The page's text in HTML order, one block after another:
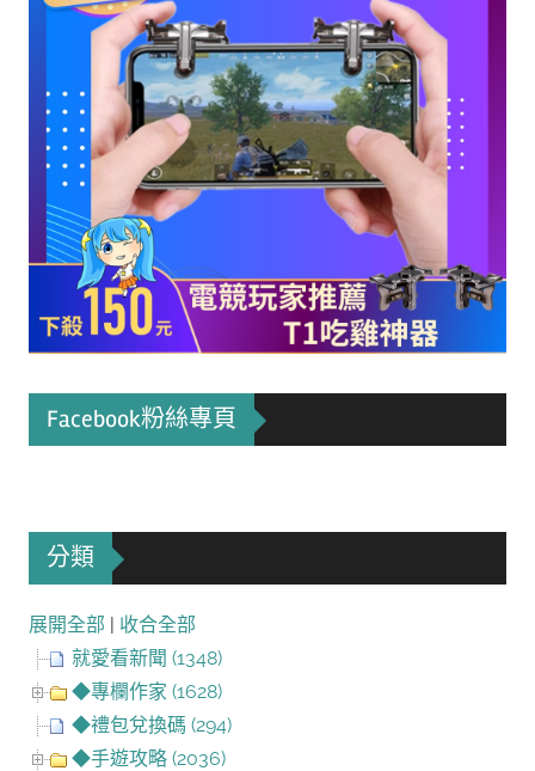
Facebook粉絲專頁
分類
展開全部 | 收合全部
就愛看新聞 (1348)
◆專欄作家 (1628)
◆禮包兌換碼 (294)
◆手遊攻略 (2036)